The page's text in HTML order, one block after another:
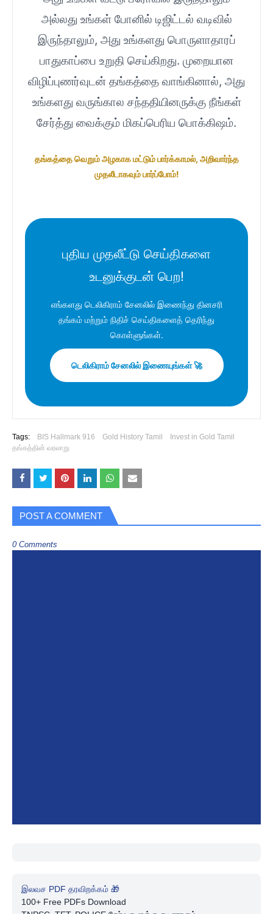
அல்லது உங்கள் போனில் டிஜிட்டல் வடிவில்
இருந்தாலும், அது உங்களது பொருளாதாரப்
பாதுகாப்பை உறுதி செய்கிறது. முறையான
விழிப்புணர்வுடன் தங்கத்தை வாங்கினால், அது
உங்களது வருங்கால சந்ததியினருக்கு நீங்கள்
சேர்த்து வைக்கும் மிகப்பெரிய பொக்கிஷம்.
தங்கத்தை வெறும் அழகாக மட்டும் பார்க்காமல், அறிவார்ந்த
முதலீடாகவும் பார்ப்போம்!
புதிய முதலீட்டு செய்திகளை
உடனுக்குடன் பெற!
எங்களது டெலிகிராம் சேனலில் இணைந்து தினசரி
தங்கம் மற்றும் நிதிச் செய்திகளைத் தெரிந்து
கொள்ளுங்கள்.
டெலிகிராம் சேனலில் இணையுங்கள் 🚀
Tags: BIS Hallmark 916 Gold History Tamil
Invest in Gold Tamil
தங்கத்தின் வரலாறு
POST A COMMENT
0 Comments
இலவச PDF தரவிறக்கம் 🎁
100+ Free PDFs Download